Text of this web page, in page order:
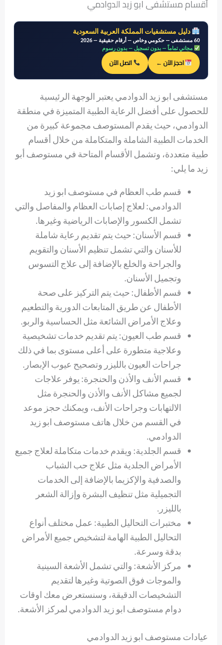
أقسام مستشفى ابو زيد الدوادمي
دليل مستشفيات المملكة العربية السعودية
60 مستشفى — حكومي وخاص — أرقام حقيقية — 2026
مجاني تماماً — بدون تسجيل — بدون رسوم
احجز الآن ← اتصل الآن
مستشفى ابو زيد الدوادمي يعتبر الوجهة الرئيسية
للحصول على أفضل الرعاية الطبية المتميزة في منطقة
الدوادمي، حيث يقدم المستوصف مجموعة كبيرة من
الخدمات الطبية الشاملة والمتكاملة من خلال أقسام
طبية متعددة، وتشمل الأقسام المتاحة في مستوصف أبو
زيد ما يلي:
قسم طب العظام في مستوصف ابو زيد
الدوادمي: لعلاج إصابات العظام والمفاصل والتي
تشمل الكسور والإصابات الرياضية وغيرها.
قسم الأسنان: حيث يتم تقديم رعاية شاملة
للأسنان والتي تشمل تنظيم الأسنان والتقويم
والجراحة والخلع بالإضافة إلى علاج التسوس
وتجميل الأسنان.
قسم الأطفال: حيث يتم التركيز على صحة
الأطفال عن طريق المتابعات الدورية والتطعيم
وعلاج الأمراض الشائعة مثل الحساسية والربو.
قسم طب العيون: يتم تقديم خدمات تشخيصية
وعلاجية متطورة على أعلى مستوى بما في ذلك
جراحات العيون بالليزر وتصحيح عيوب الإبصار.
قسم الأنف والأذن والحنجرة: يوفر علاجات
لجميع مشاكل الأنف والأذن والحنجرة مثل
الالتهابات وجراحات الأنف، ويمكنك حجز موعد
في القسم من خلال هاتف مستوصف ابو زيد
الدوادمي.
قسم الجلدية: ويقدم خدمات متكاملة لعلاج جميع
الأمراض الجلدية مثل علاج حب الشباب
والصدفية والإكزيما بالإضافة إلى الخدمات
التجميلية مثل تنظيف البشرة وإزالة الشعر
بالليزر.
مختبرات التحاليل الطبية: عمل مختلف أنواع
التحاليل الطبية الهامة لتشخيص جميع الأمراض
بدقة وسرعة.
مركز الأشعة: والتي تشمل الأشعة السينية
والموجات فوق الصوتية وغيرها لتقديم
التشخيصات الدقيقة، وسنستعرض معك اوقات
دوام مستوصف ابو زيد الدوادمي لمركز الأشعة.
عيادات مستوصف ابو زيد الدوادمي